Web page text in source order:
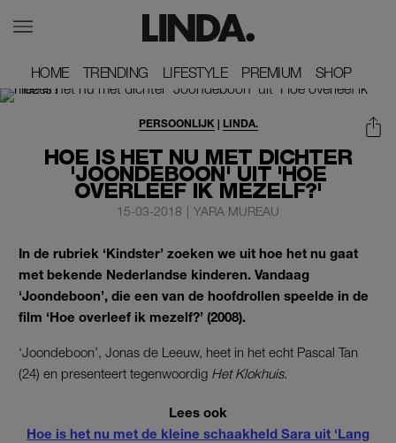
HOME
HOME TRENDING
TRENDING LIFESTYLE
LIFESTYLE PREMIUM
PREMIUM SHOP
SHOP
HOE IS HET NU MET DICHTER
'JOONDEBOON' UIT 'HOE
OVERLEEF IK MEZELF?'
PERSOONLIJK| LINDA.
15-03-2018 | YARA MUREAU
In de rubriek ‘Kindster’ zoeken we uit hoe het nu gaat
met bekende Nederlandse kinderen. Vandaag
‘Joondeboon’, die een van de hoofdrollen speelde in de
film ‘Hoe overleef ik mezelf?’ (2008).
‘Joondeboon’, Jonas de Leeuw, heet in het echt Pascal Tan
(24) en presenteert tegenwoordig Het Klokhuis.
Lees ook
Hoe is het nu met de kleine schaakheld Sara uit ‘Lang